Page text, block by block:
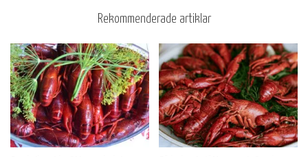
Rekommenderade artiklar